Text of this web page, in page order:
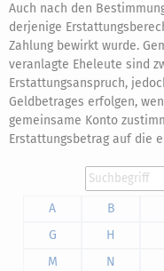
Auch nach den
derjenige
Zahlung bewirkt wurde.
veranlagte Eheleute sind
Erstattungsanspruch,
Geldbetrages erfolgen,
gemeinsame Konto
Erstattungsbetrag auf die
A
B
G
H
M
N